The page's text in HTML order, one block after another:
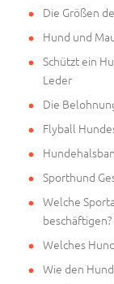
Die Größen
Hund und
Schützt ein
Leder
Die
Flyball
Sporthund
Welche
beschäftigen?
Welches
Wie den